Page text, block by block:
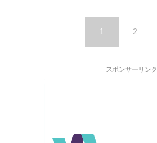
1 2
スポンサーリンク